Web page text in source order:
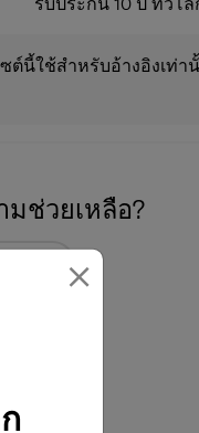
×
ต์นี้ใช้สำหรับอ้างอิงเท่า
มช่วยเหลือ?